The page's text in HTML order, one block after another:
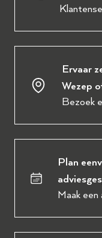
Ervaar
Wezep
Bezoek
Plan
Maak een